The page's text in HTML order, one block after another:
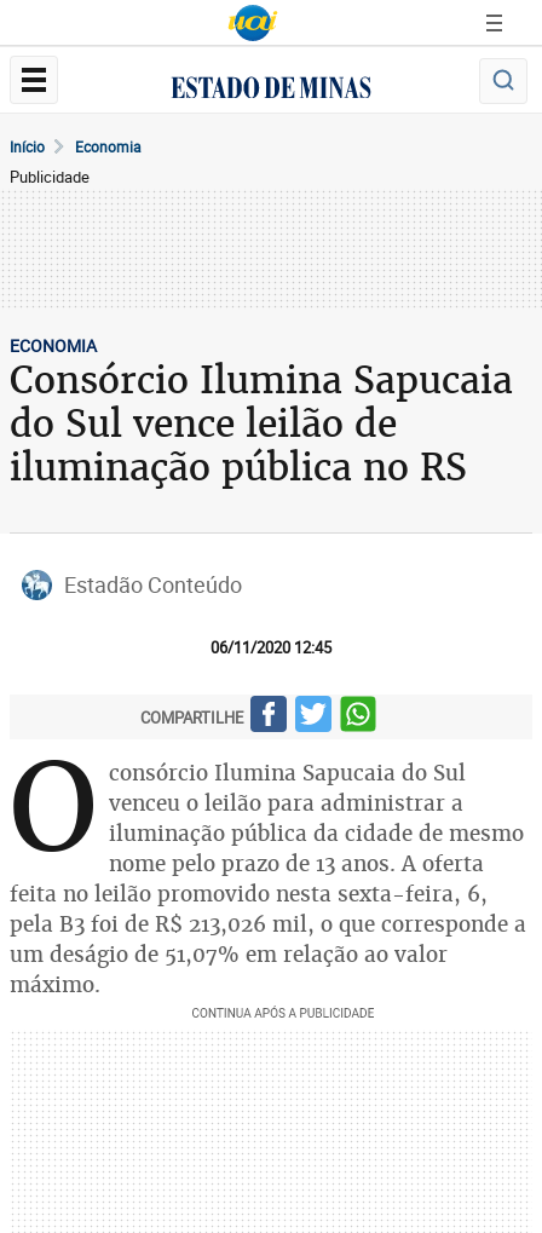
Início Economia
Publicidade
ECONOMIA
Consórcio Ilumina Sapucaia
do Sul vence leilão de
iluminação pública no RS
Estadão Conteúdo
06/11/2020 12:45
COMPARTILHE
O consórcio Ilumina Sapucaia do Sul
venceu o leilão para administrar a
iluminação pública da cidade de mesmo
nome pelo prazo de 13 anos. A oferta
feita no leilão promovido nesta sexta-feira, 6,
pela B3 foi de R$ 213,026 mil, o que corresponde a
um deságio de 51,07% em relação ao valor
máximo.